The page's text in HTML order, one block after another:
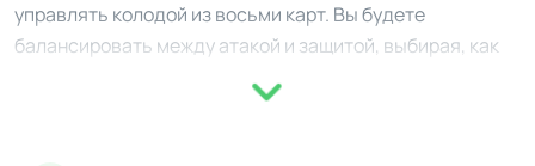
управлять колодой из восьми карт. Вы будете
балансировать между атакой и защитой, выбирая, как
запустить в бой своих юнитов, заклинания или